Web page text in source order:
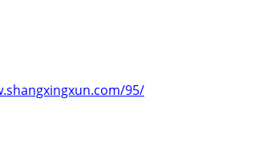
95/